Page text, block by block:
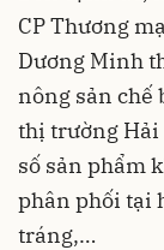
CP Thương
Dương Minh
nông sản chế
thị trường Hải
số sản phẩm
phân phối tại
tráng,…